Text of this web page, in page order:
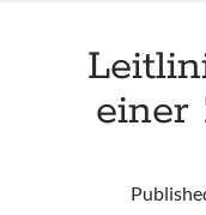
einer